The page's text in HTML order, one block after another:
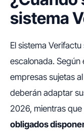
sistema
El sistema
escalonada. Según
empresas sujetas
deberán adaptar
2026, mientras que
obligados